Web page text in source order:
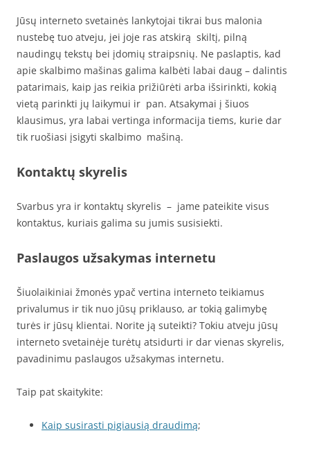
Jūsų interneto svetainės lankytojai tikrai bus malonia
nustebę tuo atveju, jei joje ras atskirą skiltį, pilną
naudingų tekstų bei įdomių straipsnių. Ne paslaptis, kad
apie skalbimo mašinas galima kalbėti labai daug – dalintis
patarimais, kaip jas reikia prižiūrėti arba išsirinkti, kokią
vietą parinkti jų laikymui ir pan. Atsakymai į šiuos
klausimus, yra labai vertinga informacija tiems, kurie dar
tik ruošiasi įsigyti skalbimo mašiną.
Kontaktų skyrelis
Svarbus yra ir kontaktų skyrelis – jame pateikite visus
kontaktus, kuriais galima su jumis susisiekti.
Paslaugos užsakymas internetu
Šiuolaikiniai žmonės ypač vertina interneto teikiamus
privalumus ir tik nuo jūsų priklauso, ar tokią galimybę
turės ir jūsų klientai. Norite ją suteikti? Tokiu atveju jūsų
interneto svetainėje turėtų atsidurti ir dar vienas skyrelis,
pavadinimu paslaugos užsakymas internetu.
Taip pat skaitykite:
Kaip susirasti pigiausią draudimą;